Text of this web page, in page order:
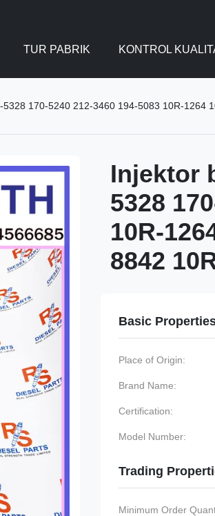
TUR PABRIK KONTROL
170-5240 212-3460 194-5083 10R-1264
Injektor
5328
10R-
8842
Basic
Place of Origin:
Brand Name:
Certification:
Model Number:
Trading
Minimum Order